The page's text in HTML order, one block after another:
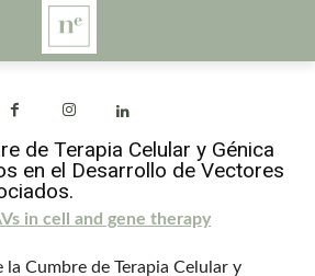
de Terapia Celular y Génica
en el Desarrollo de Vectores
in cell and gene therapy
la Cumbre de Terapia Celular y